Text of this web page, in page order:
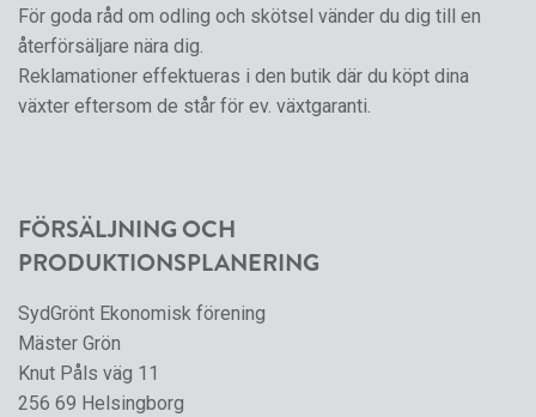
För goda råd om odling och skötsel vänder du dig till en
återförsäljare nära dig.
Reklamationer effektueras i den butik där du köpt dina
växter eftersom de står för ev. växtgaranti.
FÖRSÄLJNING OCH
PRODUKTIONSPLANERING
SydGrönt Ekonomisk förening
Mäster Grön
Knut Påls väg 11
256 69 Helsingborg